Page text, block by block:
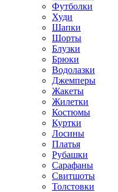
Футболки
Худи
Шапки
Шорты
Блузки
Брюки
Водолазки
Джемперы
Жакеты
Жилетки
Костюмы
Куртки
Лосины
Платья
Рубашки
Сарафаны
Свитшоты
Толстовки